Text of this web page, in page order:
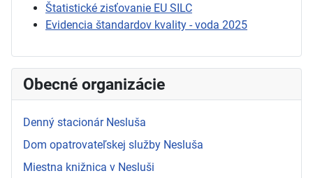
Štatistické zisťovanie EU SILC
Evidencia štandardov kvality - voda 2025
Obecné organizácie
Denný stacionár Nesluša
Dom opatrovateľskej služby Nesluša
Miestna knižnica v Nesluši